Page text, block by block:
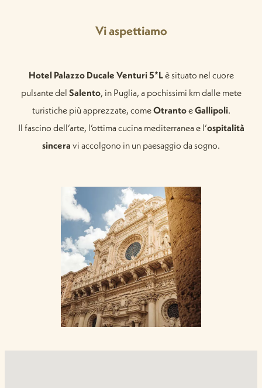
Vi aspettiamo
Hotel Palazzo Ducale Venturi 5*Lè situato nel cuore
pulsante del Salento, in Puglia, a pochissimi km dalle mete
turistiche più apprezzate, comeOtrantoeGallipoli.
Il fascino dell’arte, l’ottima cucina mediterranea e l’ospitalità
sincera vi accolgono in un paesaggio da sogno.